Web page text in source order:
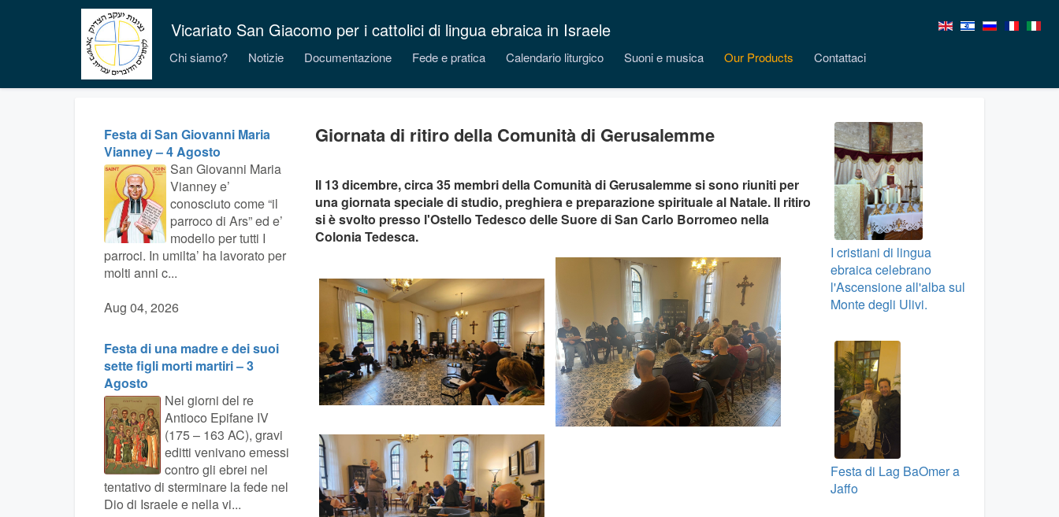
Vicariato San Giacomo per i cattolici di lingua ebraica in Israele
Chi siamo? Notizie Documentazione Fede e pratica Calendario liturgico Suoni e musica Our Products Contattaci
Festa di San Giovanni Maria
Vianney – 4 Agosto
San Giovanni Maria
Vianney e’
conosciuto come “il
parroco di Ars” ed e’
modello per tutti I
parroci. In umilta’ ha lavorato per
molti anni c...
Aug 04, 2026
Festa di una madre e dei suoi
sette figli morti martiri – 3
Agosto
Nei giorni del re
Antioco Epifane IV
(175 – 163 AC), gravi
editti venivano emessi
contro gli ebrei nel
tentativo di sterminare la fede nel
Dio di Israele e nella vi...
Giornata di ritiro della Comunità di Gerusalemme
Il 13 dicembre, circa 35 membri della Comunità di Gerusalemme si sono riuniti per
una giornata speciale di studio, preghiera e preparazione spirituale al Natale. Il ritiro
si è svolto presso l'Ostello Tedesco delle Suore di San Carlo Borromeo nella
Colonia Tedesca.
I cristiani di lingua
ebraica celebrano
l'Ascensione all'alba sul
Monte degli Ulivi.
Festa di Lag BaOmer a
Jaffo